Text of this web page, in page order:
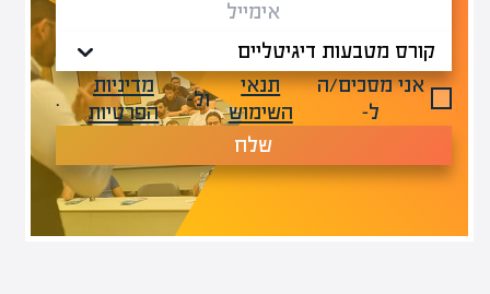
אני מסכים/ה
ל-
תנאי
השימוש
ול-
מדיניות
הפרטיות
.
שלח